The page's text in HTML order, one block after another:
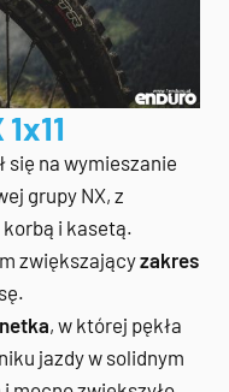
się na wymieszanie
grupy NX, z
i kasetą.
zwiększającyzakres
, w której pękła
jazdy w solidnym